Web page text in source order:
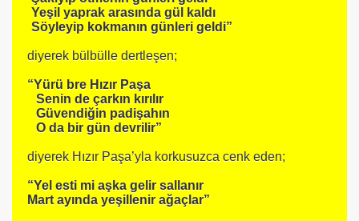
Yeşil yaprak arasında gül kaldı
Söyleyip kokmanın günleri geldi”
diyerek bülbülle dertleşen;
“Yürü bre Hızır Paşa
Senin de çarkın kırılır
Güvendiğin padişahın
O da bir gün devrilir”
diyerek Hızır Paşa’yla korkusuzca cenk eden;
“Yel esti mi aşka gelir sallanır
Mart ayında yeşillenir ağaçlar”